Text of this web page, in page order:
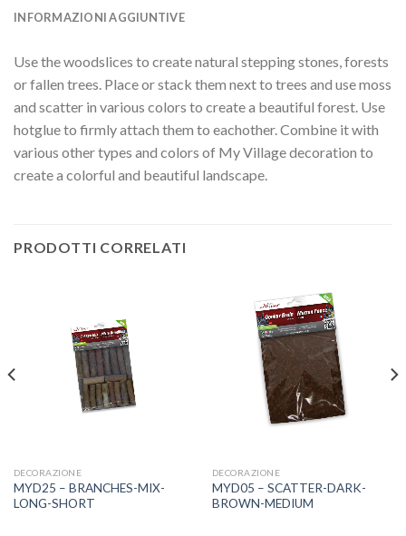
INFORMAZIONI AGGIUNTIVE
Use the woodslices to create natural stepping stones, forests
or fallen trees. Place or stack them next to trees and use moss
and scatter in various colors to create a beautiful forest. Use
hotglue to firmly attach them to eachother. Combine it with
various other types and colors of My Village decoration to
create a colorful and beautiful landscape.
PRODOTTI CORRELATI
DECORAZIONE
MYD25 – BRANCHES-MIX-
LONG-SHORT
DECORAZIONE
MYD05 – SCATTER-DARK-
BROWN-MEDIUM